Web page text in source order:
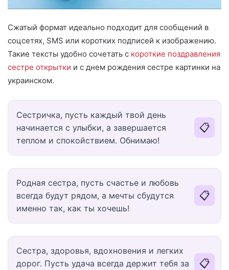
Сжатый формат идеально подходит для сообщений в
соцсетях, SMS или коротких подписей к изображению.
Такие тексты удобно сочетать с короткие поздравления
сестре открытки и с днем рождения сестре картинки на
украинском.
Сестричка, пусть каждый твой день
начинается с улыбки, а завершается
теплом и спокойствием. Обнимаю!
📋
Родная сестра, пусть счастье и любовь
всегда будут рядом, а мечты сбудутся
именно так, как ты хочешь!
📋
Сестра, здоровья, вдохновения и легких
дорог. Пусть удача всегда держит тебя за
📋